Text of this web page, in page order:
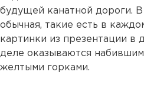
будущей канатной дороги.
обычная, такие есть в
картинки из презентации в
деле оказываются
желтыми горками.